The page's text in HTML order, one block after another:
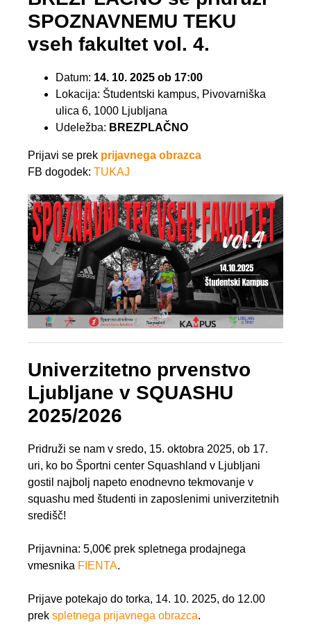
SPOZNAVNEMU TEKU
vseh fakultet vol. 4.
Datum: 14. 10. 2025 ob 17:00
Lokacija: Študentski kampus, Pivovarniška
ulica 6, 1000 Ljubljana
Udeležba: BREZPLAČNO
Prijavi se prek prijavnega obrazca
FB dogodek: TUKAJ
Univerzitetno prvenstvo
Ljubljane v SQUASHU
2025/2026
Pridruži se nam v sredo, 15. oktobra 2025, ob 17.
uri, ko bo Športni center Squashland v Ljubljani
gostil najbolj napeto enodnevno tekmovanje v
squashu med študenti in zaposlenimi univerzitetnih
središč!
Prijavnina: 5,00€ prek spletnega prodajnega
vmesnika FIENTA.
Prijave potekajo do torka, 14. 10. 2025, do 12.00
prek spletnega prijavnega obrazca.